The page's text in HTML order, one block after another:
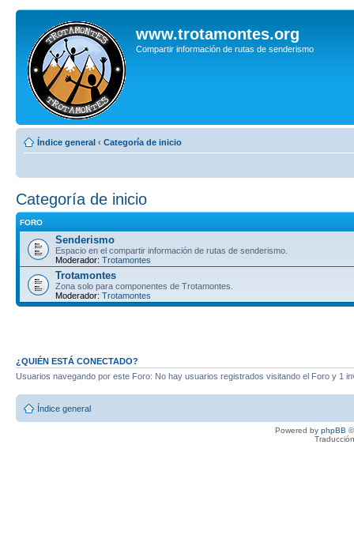
www.trotamontes.org
Compartir información de rutas de senderismo
Índice general ‹ Categoría de inicio
Categoría de inicio
FORO
Senderismo
Espacio en el compartir información de rutas de senderismo.
Moderador: Trotamontes
Trotamontes
Zona solo para componentes de Trotamontes.
Moderador: Trotamontes
¿QUIÉN ESTÁ CONECTADO?
Usuarios navegando por este Foro: No hay usuarios registrados visitando el Foro y 1
Índice general
Powered by phpBB